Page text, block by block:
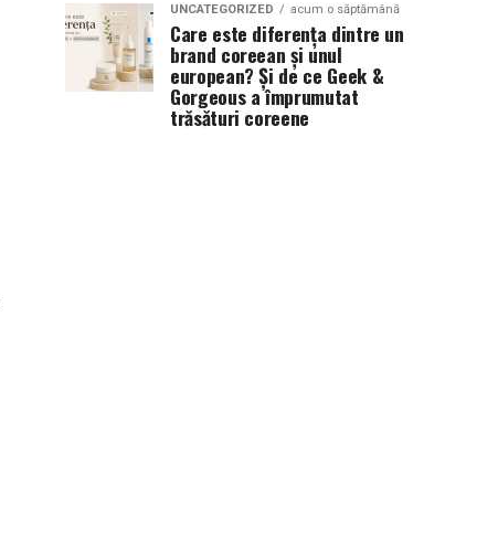
UNCATEGORIZED acum o săptămână
Care este diferența dintre un
brand coreean și unul
european? Și de ce Geek &
Gorgeous a împrumutat
trăsături coreene